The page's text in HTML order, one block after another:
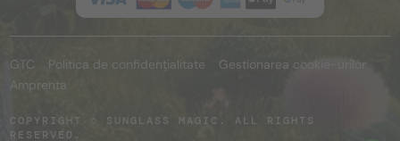
GTC Politica de confidențialitate
Gestionarea cookie-urilor
Amprenta
COPYRIGHT © SUNGLASS MAGIC. ALL RIGHTS
RESERVED.